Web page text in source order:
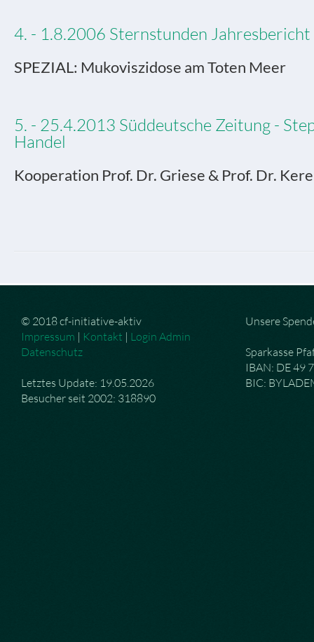
4. - 1.8.2006 Sternstunden Jahresbericht
SPEZIAL: Mukoviszidose am Toten Meer
5. - 25.4.2013 Süddeutsche Zeitung -
Handel
Kooperation Prof. Dr. Griese & Prof. Dr.
© 2018 cf-initiative-aktiv
Impressum | Kontakt | Login Admin
Datenschutz
Letztes Update: 19.05.2026
Besucher seit 2002: 318890
Unsere
Sparkasse
IBAN: DE 49
BIC: